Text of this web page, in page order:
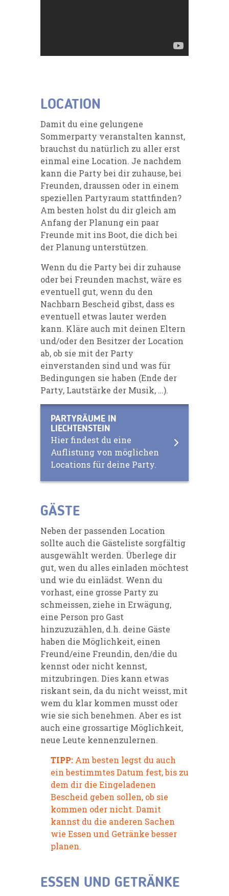
LOCATION
Damit du eine gelungene
Sommerparty veranstalten kannst,
brauchst du natürlich zu aller erst
einmal eine Location. Je nachdem
kann die Party bei dir zuhause, bei
Freunden, draussen oder in einem
speziellen Partyraum stattfinden?
Am besten holst du dir gleich am
Anfang der Planung ein paar
Freunde mit ins Boot, die dich bei
der Planung unterstützen.
Wenn du die Party bei dir zuhause
oder bei Freunden machst, wäre es
eventuell gut, wenn du den
Nachbarn Bescheid gibst, dass es
eventuell etwas lauter werden
kann. Kläre auch mit deinen Eltern
und/oder den Besitzer der Location
ab, ob sie mit der Party
einverstanden sind und was für
Bedingungen sie haben (Ende der
Party, Lautstärke der Musik, …).
PARTYRÄUME IN
LIECHTENSTEIN
Hier findest du eine
Auflistung von möglichen
Locations für deine Party.
GÄSTE
Neben der passenden Location
sollte auch die Gästeliste sorgfältig
ausgewählt werden. Überlege dir
gut, wen du alles einladen möchtest
und wie du einlädst. Wenn du
vorhast, eine grosse Party zu
schmeissen, ziehe in Erwägung,
eine Person pro Gast
hinzuzuzählen, d.h. deine Gäste
haben die Möglichkeit, einen
Freund/eine Freundin, den/die du
kennst oder nicht kennst,
mitzubringen. Dies kann etwas
riskant sein, da du nicht weisst, mit
wem du klar kommen musst oder
wie sie sich benehmen. Aber es ist
auch eine grossartige Möglichkeit,
neue Leute kennenzulernen.
TIPP: Am besten legst du auch
ein bestimmtes Datum fest, bis zu
dem dir die Eingeladenen
Bescheid geben sollen, ob sie
kommen oder nicht. Damit
kannst du die anderen Sachen
wie Essen und Getränke besser
planen.
ESSEN UND GETRÄNKE